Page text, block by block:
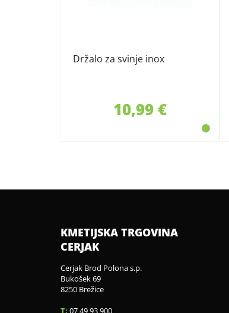
Držalo za svinje inox
10,99 €
KMETIJSKA TRGOVINA
CERJAK
Cerjak Brod Polona s.p.
Bukošek 69
8250 Brežice
T: 07 49 93 900